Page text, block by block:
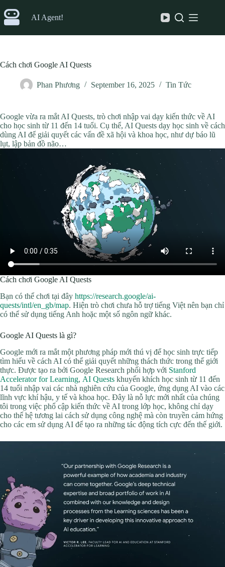
to
content
AI Agent!
Cách chơi Google AI Quests
Phan Phương September 16, 2025 Tin Tức
Google vừa ra mắt AI Quests, trò chơi nhập vai dạy kiến ​​thức về AI
cho học sinh từ 11 đến 14 tuổi. Cụ thể, AI Quests dạy học sinh về cách
dùng AI để giải quyết các vấn đề xã hội và khoa học, như dự báo lũ
lụt, lập bản đồ não…
Cách chơi Google AI Quests
Bạn có thể chơi tại đây https://research.google/ai-
quests/intl/en_gb/map. Hiện trò chơi chưa hỗ trợ tiếng Việt nên bạn chỉ
có thể sử dụng tiếng Anh hoặc một số ngôn ngữ khác.
Google AI Quests là gì?
Google mới ra mắt một phương pháp mới thú vị để học sinh trực tiếp
tìm hiểu về cách AI có thể giải quyết những thách thức trong thế giới
thực. Được tạo ra bởi Google Research phối hợp với Stanford
Accelerator for Learning, AI Quests khuyến khích học sinh từ 11 đến
14 tuổi nhập vai các nhà nghiên cứu của Google, ứng dụng AI vào các
lĩnh vực khí hậu, y tế và khoa học. Đây là nỗ lực mới nhất của chúng
tôi trong việc phổ cập kiến ​​thức về AI trong lớp học, không chỉ dạy
cho thế hệ tương lai cách sử dụng công nghệ mà còn truyền cảm hứng
cho các em sử dụng AI để tạo ra những tác động tích cực đến thế giới.